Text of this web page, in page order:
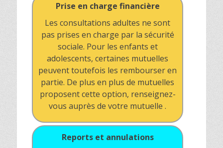
Prise en charge financière
Les consultations adultes ne sont
pas prises en charge par la sécurité
sociale. Pour les enfants et
adolescents, certaines mutuelles
peuvent toutefois les rembourser en
partie. De plus en plus de mutuelles
proposent cette option, renseignez-
vous auprès de votre mutuelle .
Reports et annulations